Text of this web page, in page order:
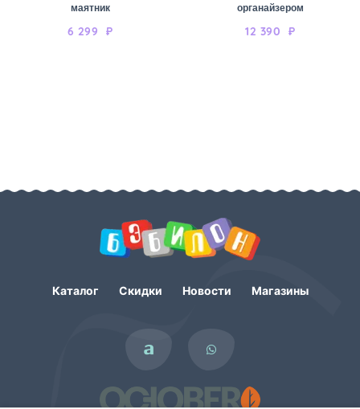
маятник
6 299 ₽
органайзером
12 390 ₽
Каталог Скидки Новости Магазины